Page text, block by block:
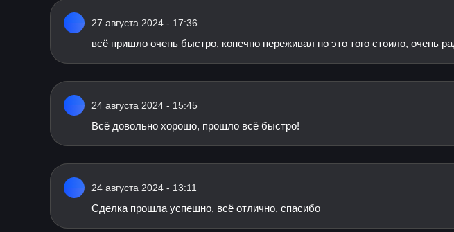
27 августа 2024 - 17:36
всё пришло очень быстро, конечно переживал но это того стоило, очень
24 августа 2024 - 15:45
Всё довольно хорошо, прошло всё быстро!
24 августа 2024 - 13:11
Сделка прошла успешно, всё отлично, спасибо